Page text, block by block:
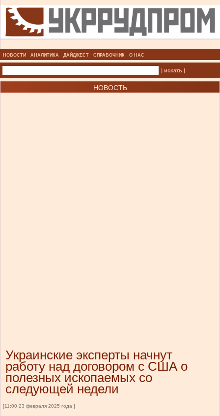
НОВОСТИ АНАЛИТИКА ДАЙДЖЕСТ СПРАВОЧНИК О НАС
| искать |
НОВОСТЬ
Украинские эксперты начнут
работу над договором с США о
полезных ископаемых со
следующей недели
[11:00 23 февраля 2025 года ]